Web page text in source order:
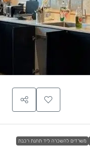
משרדים להשכרה ליד תחנת רכבת